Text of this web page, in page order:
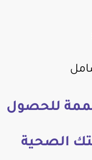
للحصول
الصحية